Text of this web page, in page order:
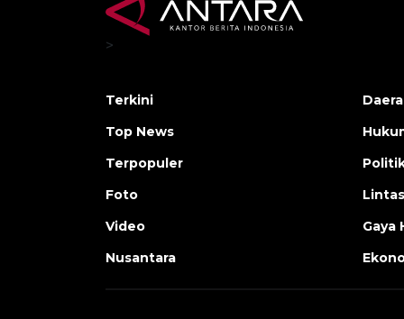
>
Terkini
Top News
Terpopuler
Foto
Video
Nusantara
Gaya